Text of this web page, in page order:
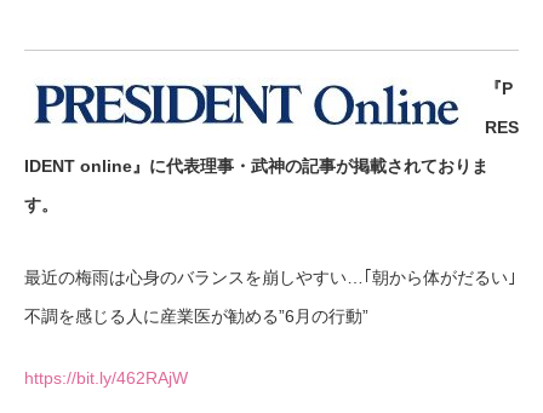
『P
RES
IDENT online』に代表理事・武神の記事が掲載されておりま
す。
最近の梅雨は心身のバランスを崩しやすい…｢朝から体がだるい｣
不調を感じる人に産業医が勧める”6月の行動”
https://bit.ly/462RAjW